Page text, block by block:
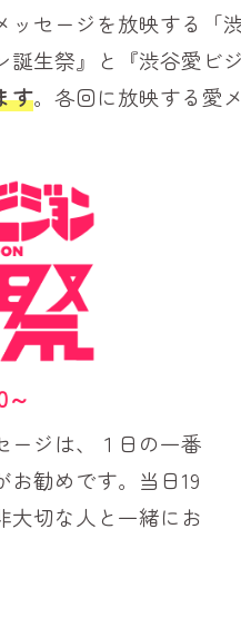
セージを放映する「
誕生祭』と『渋谷愛ビ
す。各回に放映する愛
～
ージは、１日の一番
勧めです。当日19
大切な人と一緒にお